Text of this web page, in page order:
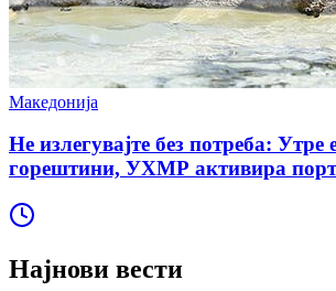
Македонија
Не излегувајте без потреба: Утре
горештини, УХМР активира
Најнови вести